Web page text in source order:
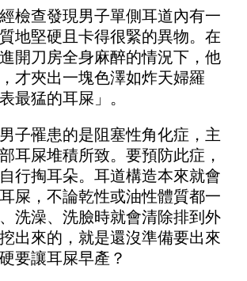
檢查發現男子單側耳道內有一
地堅硬且卡得很緊的異物。在
開刀房全身麻醉的情況下，他
才夾出一塊色澤如炸天婦羅
最猛的耳屎」。
子罹患的是阻塞性角化症，主
耳屎堆積所致。要預防此症，
行掏耳朵。耳道構造本來就會
屎，不論乾性或油性體質都一
洗澡、洗臉時就會清除排到外
出來的，就是還沒準備要出來
要讓耳屎早產？